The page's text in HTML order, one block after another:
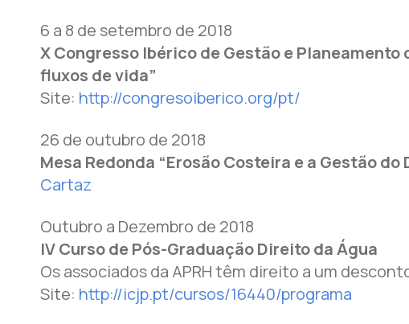
6 a 8 de setembro de 2018
X Congresso Ibérico de Gestão e
fluxos de vida”
Site: http://congresoiberico.org/pt/
26 de outubro de 2018
Mesa Redonda “Erosão Costeira e a Gestão
Cartaz
Outubro a Dezembro de 2018
IV Curso de Pós-Graduação Direito da Água
Os associados da APRH têm direito a um
Site: http://icjp.pt/cursos/16440/programa